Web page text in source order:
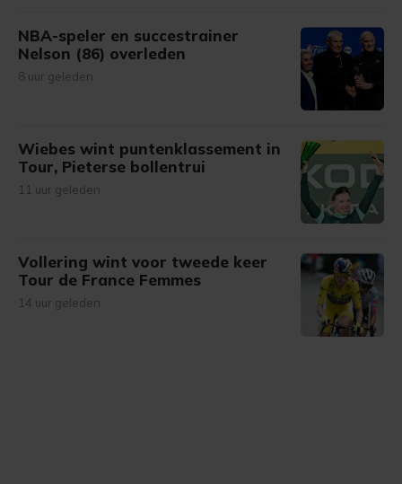
NBA-speler en succestrainer
Nelson (86) overleden
8 uur geleden
Wiebes wint puntenklassement in
Tour, Pieterse bollentrui
11 uur geleden
Vollering wint voor tweede keer
Tour de France Femmes
14 uur geleden